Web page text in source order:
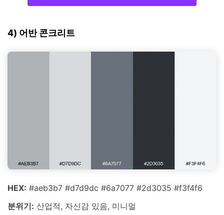
4) 어반 콘크리트
HEX: #aeb3b7 #d7d9dc #6a7077 #2d3035 #f3f4f6
분위기: 산업적, 자신감 있음, 미니멀